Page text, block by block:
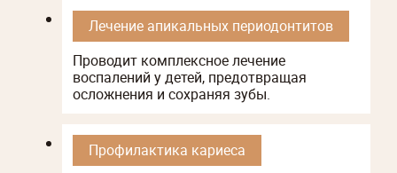
Лечение апикальных периодонтитов
Проводит комплексное лечение
воспалений у детей, предотвращая
осложнения и сохраняя зубы.
Профилактика кариеса